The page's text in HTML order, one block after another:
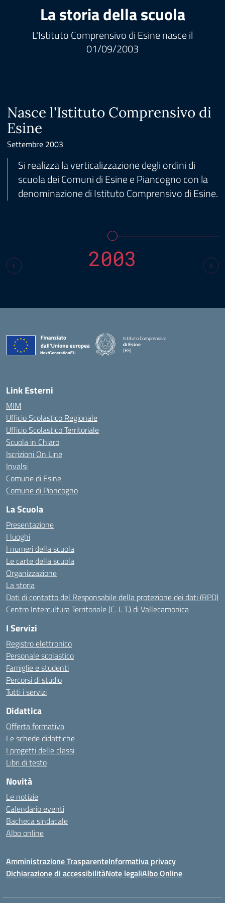
La storia della scuola
L'Istituto Comprensivo di Esine nasce il
01/09/2003
Nasce l'Istituto Comprensivo di
Esine
Settembre 2003
Si realizza la verticalizzazione degli ordini di
scuola dei Comuni di Esine e Piancogno con la
denominazione di Istituto Comprensivo di Esine.
2003
Istituto Comprensivo
di Esine
(BS)
Link Esterni
MIM
Ufficio Scolastico Regionale
Ufficio Scolastico Territoriale
Scuola in Chiaro
Iscrizioni On Line
Invalsi
Comune di Esine
Comune di Piancogno
La Scuola
Presentazione
I luoghi
I numeri della scuola
Le carte della scuola
Organizzazione
La storia
Dati di contatto del Responsabile della protezione dei dati (RPD)
Centro Intercultura Territoriale (C. I. T.) di Vallecamonica
I Servizi
Registro elettronico
Personale scolastico
Famiglie e studenti
Percorsi di studio
Tutti i servizi
Didattica
Offerta formativa
Le schede didattiche
I progetti delle classi
Libri di testo
Novità
Le notizie
Calendario eventi
Bacheca sindacale
Albo online
Amministrazione TrasparenteInformativa privacy
Dichiarazione di accessibilitàNote legaliAlbo Online